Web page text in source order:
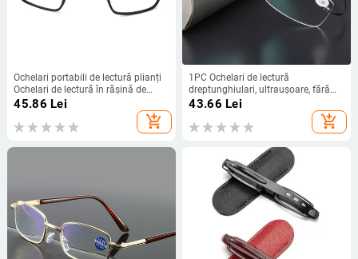
Ochelari portabili de lectură plianți
Ochelari de lectură în rășină de
înaltă definiție Ochelari de vedere
pentru prezbiți Ochelari de lectură
pentru gât
45.86 Lei
add_shopping_cart
1PC Ochelari de lectură
dreptunghiulari, ultrauşoare, fără
rame, din titan, multifocali, femei,
bărbaţi, ochelari fără rame, puterea
ochelarilor + 1,00 ~ + 3,5
43.66 Lei
add_shopping_cart